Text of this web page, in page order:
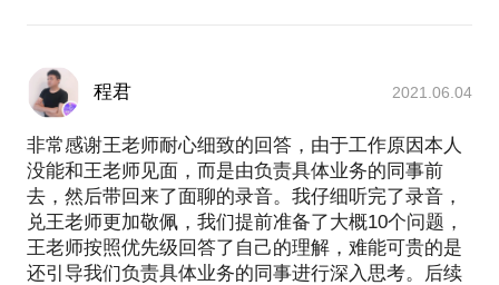
程君 2021.06.04
非常感谢王老师耐心细致的回答，由于工作原因本人
没能和王老师见面，而是由负责具体业务的同事前
去，然后带回来了面聊的录音。我仔细听完了录音，
兑王老师更加敬佩，我们提前准备了大概10个问题，
王老师按照优先级回答了自己的理解，难能可贵的是
还引导我们负责具体业务的同事进行深入思考。后续